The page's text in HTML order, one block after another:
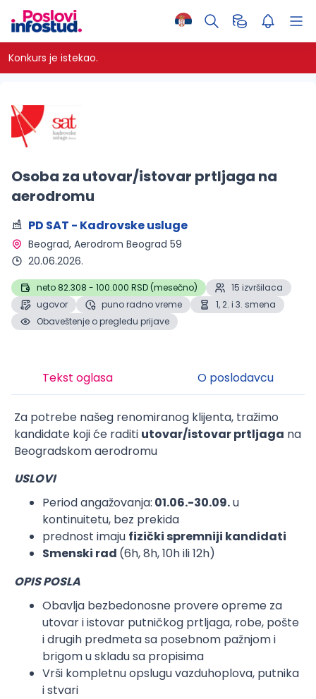
Konkurs je istekao.
Osoba za utovar/istovar prtljaga na
aerodromu
PD SAT - Kadrovske usluge
Beograd, Aerodrom Beograd 59
20.06.2026.
neto 82.308 - 100.000 RSD (mesečno)
15 izvršilaca
ugovor
puno radno vreme
1, 2. i 3. smena
Obaveštenje o pregledu prijave
Tekst oglasa O poslodavcu
Za potrebe našeg renomiranog klijenta, tražimo
kandidate koji će raditi utovar/istovar prtljaga na
Beogradskom aerodromu
USLOVI
Period angažovanja: 01.06.-30.09.u
kontinuitetu, bez prekida
prednost imaju fizički spremniji kandidati
Smenski rad (6h, 8h, 10h ili 12h)
OPIS POSLA
Obavlja bezbedonosne provere opreme za
utovar i istovar putničkog prtljaga, robe, pošte
i drugih predmeta sa posebnom pažnjom i
brigom u skladu sa propisima
Vrši kompletnu opslugu vazduhoplova, putnika
i stvari